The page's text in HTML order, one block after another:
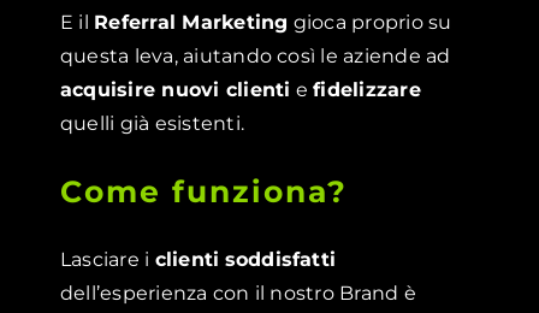
E il Referral Marketing gioca proprio su
questa leva, aiutando così le aziende ad
acquisire nuovi clienti efidelizzare
quelli già esistenti.
Come funziona?
Lasciare i clienti soddisfatti
dell’esperienza con il nostro Brand è